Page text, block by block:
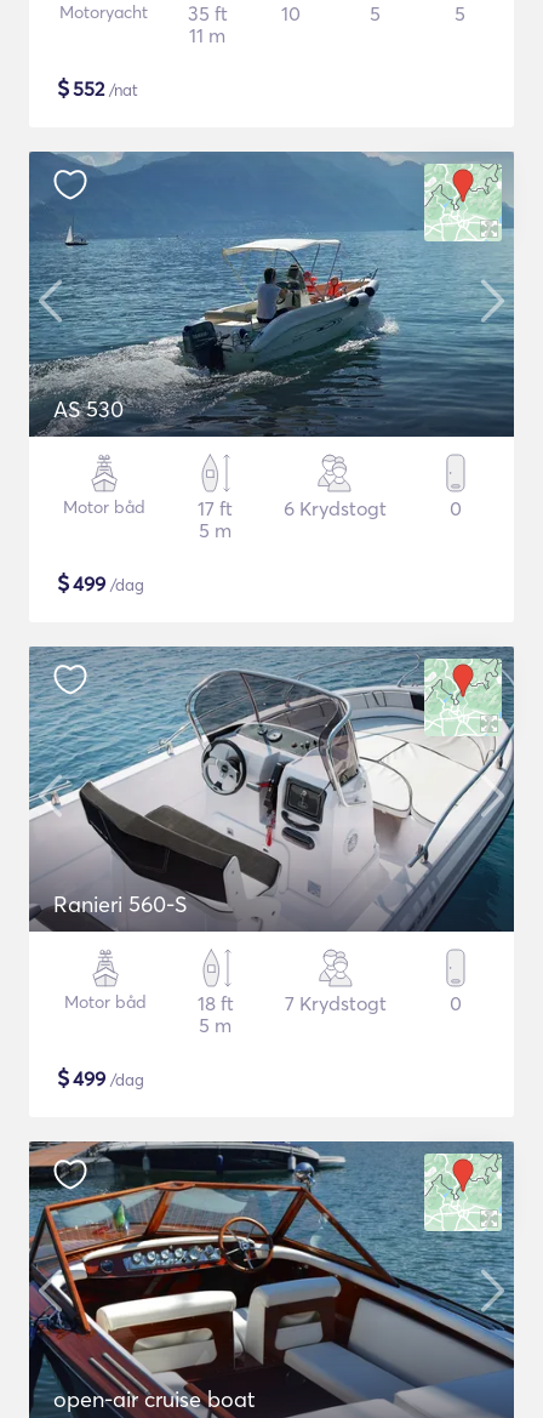
Motoryacht
35 ft
11 m
10 5 5
$552/nat
AS 530
Motor båd
17 ft
5 m
6 Krydstogt 0
$499 /dag
Ranieri 560-S
Motor båd
18 ft
5 m
7 Krydstogt 0
$499 /dag
open-air cruise boat